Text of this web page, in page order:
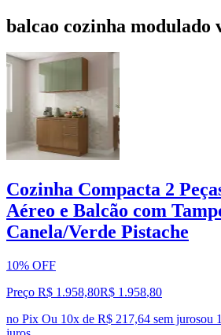
balcao cozinha modulado
Cozinha Compacta 2
Aéreo e Balcão com
Canela/Verde Pistache
10% OFF
Preço R$ 1.958,80R$ 1.958,80
no Pix Ou 10x de R$ 217,64 sem jurosou